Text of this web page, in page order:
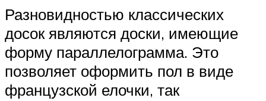
Разновидностью классических
досок являются доски, имеющие
форму параллелограмма. Это
позволяет оформить пол в виде
французской елочки, так